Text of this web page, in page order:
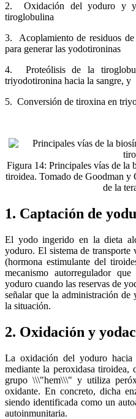
2. Oxidación del yoduro y
tiroglobulina
3. Acoplamiento de residuos
para generar las yodotironinas
4. Proteólisis de la
triyodotironina hacia la sangre, y
5. Conversión de tiroxina en
Figura 14: Principales vías de la
tiroidea. Tomado de Goodman y
de la
1. Captación de
El yodo ingerido en la dieta
yoduro. El sistema de
(hormona estimulante del
mecanismo autorregulador
yoduro cuando las reservas de
señalar que la administración de
la situación.
2. Oxidación y
La oxidación del yoduro
mediante la peroxidasa tiroidea,
grupo \\\"hem\\\" y utiliza
oxidante. En concreto, dicha
siendo identificada como un
autoinmunitaria.